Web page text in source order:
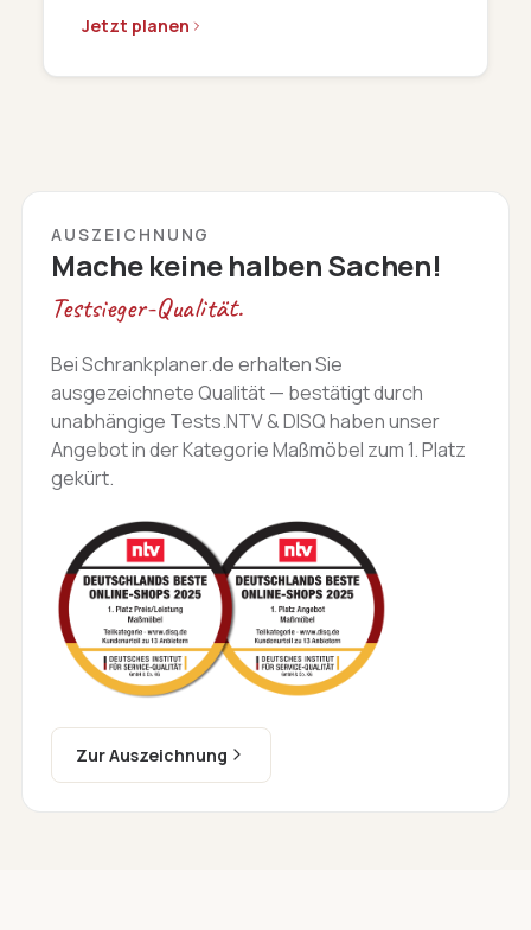
Jetzt planen
AUSZEICHNUNG
Mache keine halben Sachen!
Testsieger-Qualität.
Bei Schrankplaner.de erhalten Sie
ausgezeichnete Qualität — bestätigt durch
unabhängige Tests.NTV & DISQ haben unser
Angebot in der Kategorie Maßmöbel zum 1. Platz
gekürt.
Zur Auszeichnung